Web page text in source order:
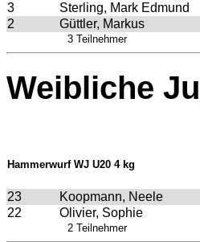
3
Sterling, Mark Edmund
2
Güttler, Markus
3 Teilnehmer
Weibliche
Hammerwurf WJ U20 4 kg
23 Koopmann, Neele
22
Olivier, Sophie
2 Teilnehmer